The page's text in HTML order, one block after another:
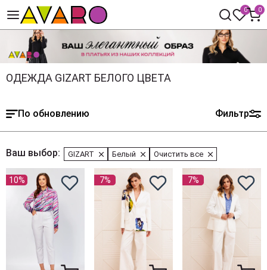
0 0
ОДЕЖДА GIZART БЕЛОГО ЦВЕТА
По обновлению Фильтр
Ваш выбор: GIZART Белый Очистить все
10% 7% 7%